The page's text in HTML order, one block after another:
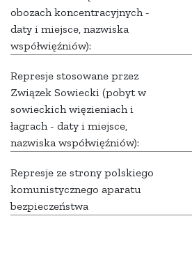
obozach koncentracyjnych -
daty i miejsce, nazwiska
współwięźniów):
Represje stosowane przez
Związek Sowiecki (pobyt w
sowieckich więzieniach i
łagrach - daty i miejsce,
nazwiska współwięźniów):
Represje ze strony polskiego
komunistycznego aparatu
bezpieczeństwa